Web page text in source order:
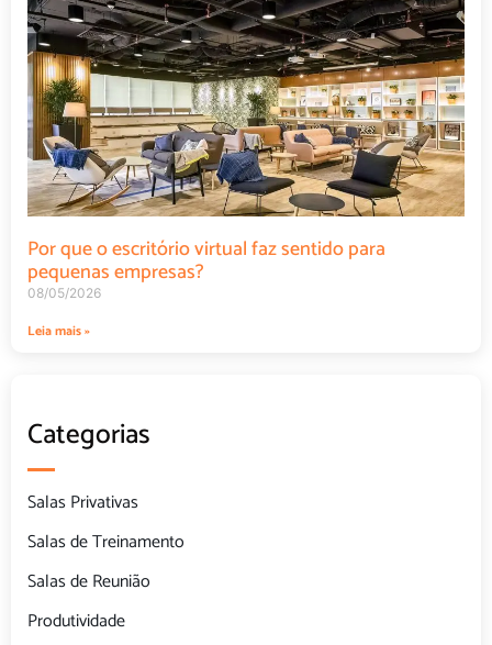
Por que o escritório virtual faz sentido para
pequenas empresas?
08/05/2026
Leia mais »
Categorias
Salas Privativas
Salas de Treinamento
Salas de Reunião
Produtividade